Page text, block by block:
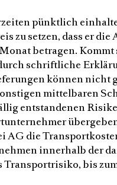
pünktlich
zu setzen, dass er die
betragen.
schriftliche
können nicht
mittelbaren
entstandenen
AG die
innerhalb der
Transportrisiko, bis